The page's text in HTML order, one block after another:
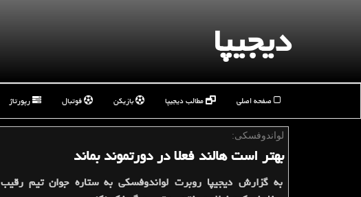
دیجیپا
صفحه اصلی مطالب دیجیپا بازیکن فوتبال رپورتاژ
لواندوفسكی:
بهتر است هالند فعلا در دورتموند بماند
به گزارش دیجیپا روبرت لواندوفسكی به ستاره جوان تیم رقیب